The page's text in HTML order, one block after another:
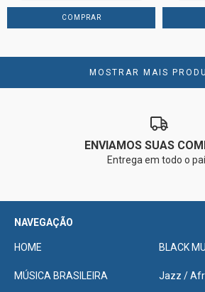
MOSTRAR MAIS
ENVIAMOS SUAS
Entrega em todo o
NAVEGAÇÃO
HOME BLACK
MÚSICA BRASILEIRA Jazz /